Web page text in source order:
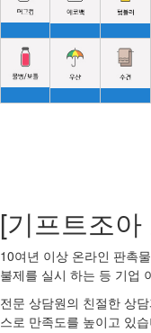
[기프트조아
10여년 이상 온라인 판촉
불제를 실시 하는 등 기업
전문 상담원의 친절한 상
스로 만족도를 높이고 있